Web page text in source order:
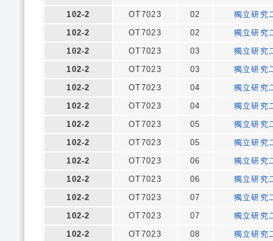
102-2
OT7023 02
獨立研究
102-2
OT7023 02
獨立研究
102-2
OT7023 03
獨立研究
102-2
OT7023 03
獨立研究
102-2
OT7023 04
獨立研究
102-2
OT7023 04
獨立研究
102-2
OT7023 05
獨立研究
102-2
OT7023 05
獨立研究
102-2
OT7023 06
獨立研究
102-2
OT7023 06
獨立研究
102-2
OT7023 07
獨立研究
102-2
OT7023 07
獨立研究
102-2
OT7023 08
獨立研究